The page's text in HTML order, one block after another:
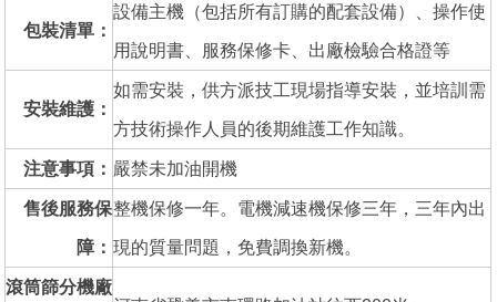
包裝清單：
設備主機（包括所有訂購的配套設備）、操作使
用說明書、服務保修卡、出廠檢驗合格證等
安裝維護：
如需安裝，供方派技工現場指導安裝，並培訓需
方技術操作人員的後期維護工作知識。
注意事項： 嚴禁未加油開機
售後服務保
障：
整機保修一年。電機減速機保修三年，三年內出
現的質量問題，免費調換新機。
滾筒篩分機廠